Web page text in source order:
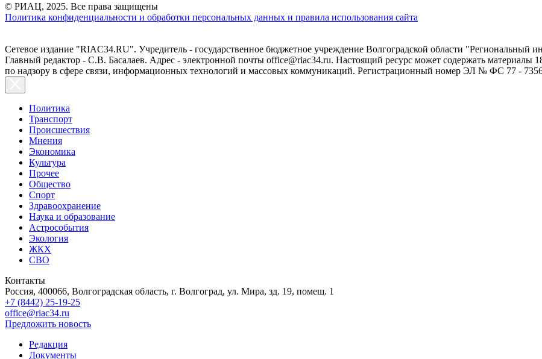
© РИАЦ, 2025. Все права защищены
Политика конфиденциальности и обработки персональных данных и правила использования сайта
Сетевое издание "RIAC34.RU". Учредитель - государственное бюджетное учреждение Волгоградской области
Главный редактор - С.В. Басалаев. Адрес - электронной почты office@riac34.ru. Настоящий ресурс может содержать материалы
по надзору в сфере связи, информационных технологий и массовых коммуникаций. Регистрационный номер ЭЛ № ФС 77 -
Политика
Транспорт
Происшествия
Мнения
Экономика
Культура
Прочее
Общество
Спорт
Здравоохранение
Наука и образование
Астрособытия
Экология
ЖКХ
СВО
Контакты
Россия, 400066, Волгоградская область, г. Волгоград, ул. Мира, зд. 19, помещ. 1
+7 (8442) 25-19-25
office@riac34.ru
Предложить новость
Редакция
Документы